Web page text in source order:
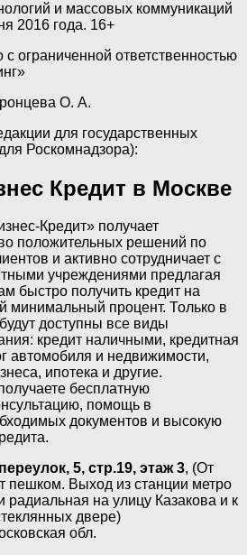
и массовых коммуникаций
2016 года. 16+
ограниченной ответственностью
О. А.
для государственных
Роскомнадзора):
Кредит в Москвe
Кредит» получает
положительных решений по
и активно сотрудничает с
учреждениями предлагая
быстро получить кредит на
процент. Только в
доступны все виды
кредит наличными, кредитная
автомобиля и недвижимости,
ипотека и другие.
бесплатную
помощь в
документов и высокую
5, стр.19, этаж 3, (От
пешком. Выход из станции метро
радиальная на улицу Казакова и к
двере)
обл.